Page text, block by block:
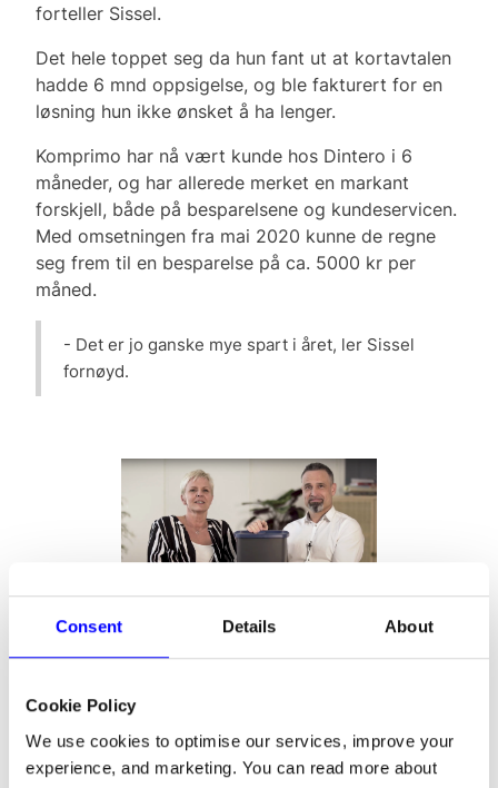
Consent Details About
Cookie Policy
We use cookies to optimise our services, improve your
experience, and marketing. You can read more about
forteller Sissel.
Det hele toppet seg da hun fant ut at kortavtalen
hadde 6 mnd oppsigelse, og ble fakturert for en
løsning hun ikke ønsket å ha lenger.
Komprimo har nå vært kunde hos Dintero i 6
måneder, og har allerede merket en markant
forskjell, både på besparelsene og kundeservicen.
Med omsetningen fra mai 2020 kunne de regne
seg frem til en besparelse på ca. 5000 kr per
måned.
- Det er jo ganske mye spart i året, ler Sissel
fornøyd.
Lucia sammen med
søppelbøtten Frank.
Komprimo hadde i mai en omsetning på ca. 430
000 kr. De hadde ikke faktura gjennom forrige